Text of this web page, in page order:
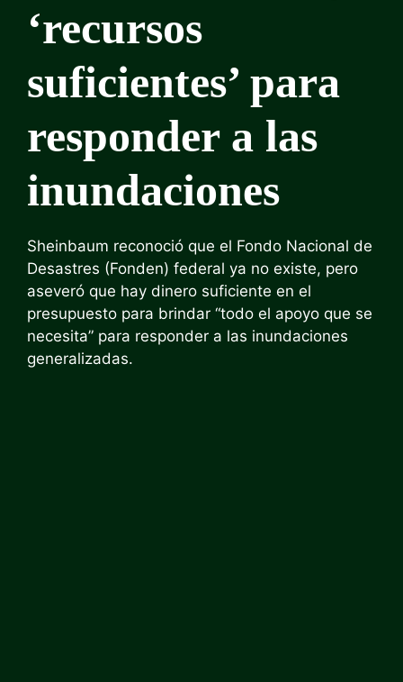
‘recursos
suficientes’ para
responder a las
inundaciones
Sheinbaum reconoció que el Fondo Nacional de
Desastres (Fonden) federal ya no existe, pero
aseveró que hay dinero suficiente en el
presupuesto para brindar “todo el apoyo que se
necesita” para responder a las inundaciones
generalizadas.